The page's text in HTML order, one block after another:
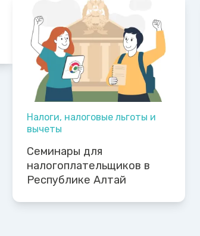
Налоги, налоговые льготы и
вычеты
Семинары для
налогоплательщиков в
Республике Алтай